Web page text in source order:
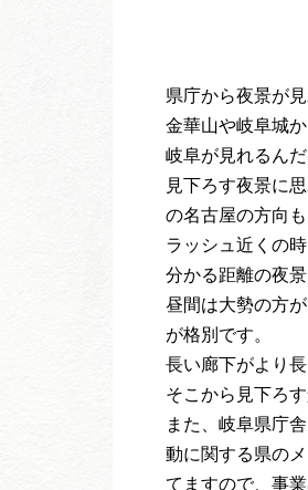
県庁から夜景が
金華山や岐阜城
岐阜が見れるん
見下ろす夜景に
の名古屋の方向
ラッシュ近くの
分かる距離の夜
昼間は大勢の方
が格別です。
長い廊下がより
そこから見下ろ
また、岐阜県庁
動に関する県の
てますので、事